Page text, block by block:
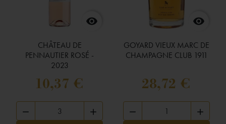

CHÂTEAU DE
PENNAUTIER ROSÉ -
2023
10,37 €
 

GOYARD VIEUX MARC DE
CHAMPAGNE CLUB 1911
28,72 €
 